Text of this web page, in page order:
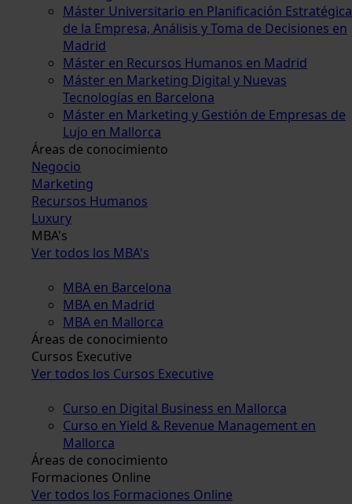
Máster Universitario en Planificación Estratégica
de la Empresa, Análisis y Toma de Decisiones en
Madrid
Máster en Recursos Humanos en Madrid
Máster en Marketing Digital y Nuevas
Tecnologías en Barcelona
Máster en Marketing y Gestión de Empresas de
Lujo en Mallorca
Áreas de conocimiento
Negocio
Marketing
Recursos Humanos
Luxury
MBA's
Ver todos los MBA's
MBA en Barcelona
MBA en Madrid
MBA en Mallorca
Áreas de conocimiento
Cursos Executive
Ver todos los Cursos Executive
Curso en Digital Business en Mallorca
Curso en Yield & Revenue Management en
Mallorca
Áreas de conocimiento
Formaciones Online
Ver todos los Formaciones Online